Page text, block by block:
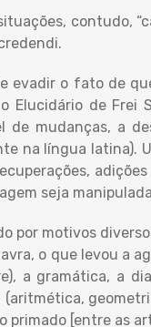
contudo,
evadir o fato de
Elucidário de Frei
de mudanças, a
na língua latina).
seja
por motivos
o que levou a
a gramática, a
primado [entre as